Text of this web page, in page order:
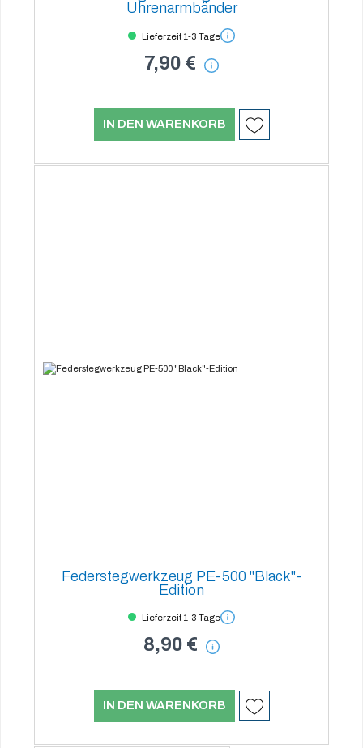
Uhrenarmbänder
Lieferzeit 1-3 Tage
7,90 €
IN DEN WARENKORB
Federstegwerkzeug PE-500 "Black"-
Edition
Lieferzeit 1-3 Tage
8,90 €
IN DEN WARENKORB